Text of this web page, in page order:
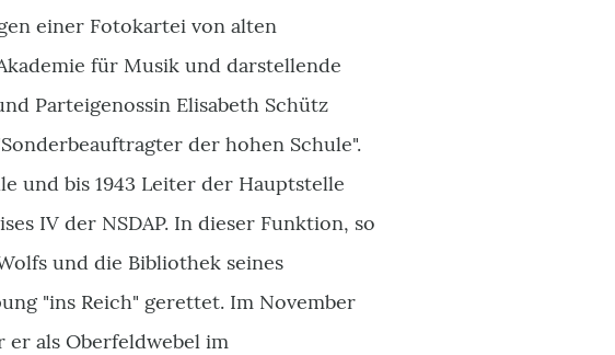
einer Fotokartei von alten
für Musik und darstellende
Parteigenossin Elisabeth Schütz
der hohen Schule".
und bis 1943 Leiter der Hauptstelle
IV der NSDAP. In dieser Funktion, so
und die Bibliothek seines
"ins Reich" gerettet. Im November
er als Oberfeldwebel im